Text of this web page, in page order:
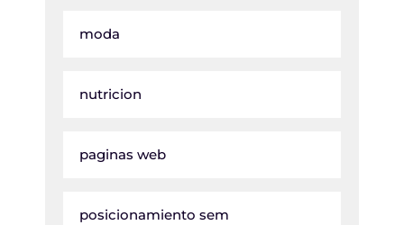
moda
nutricion
paginas web
posicionamiento sem